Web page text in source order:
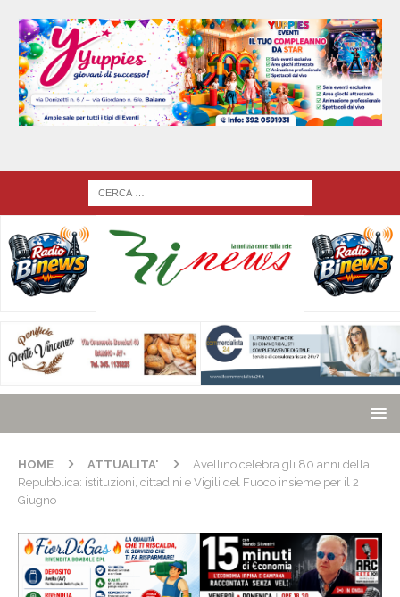
HOME ATTUALITA'
Avellino celebra gli 80 anni della
Repubblica: istituzioni, cittadini e Vigili del Fuoco insieme per il 2
Giugno